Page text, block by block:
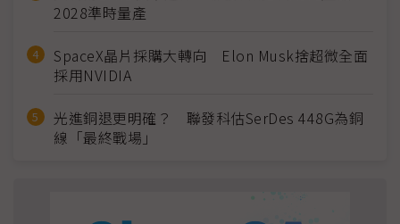
2028準時量產
SpaceX晶片採購大轉向 Elon Musk捨超微全面
採用NVIDIA
光進銅退更明確？ 聯發科估SerDes 448G為銅
線「最終戰場」